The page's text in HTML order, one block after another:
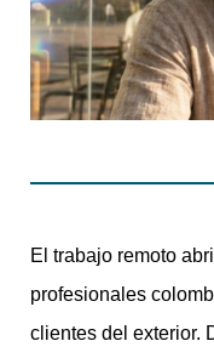
El trabajo remoto
profesionales
clientes del exterior.